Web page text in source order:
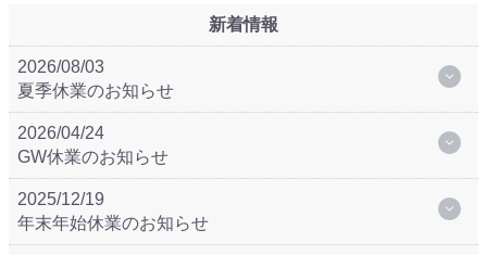
新着情報
2026/08/03
夏季休業のお知らせ
2026/04/24
GW休業のお知らせ
2025/12/19
年末年始休業のお知らせ